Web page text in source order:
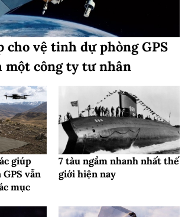
cho vệ tinh dự phòng GPS
một công ty tư nhân
giúp
vẫn
mục
7 tàu ngầm nhanh nhất thế
giới hiện nay